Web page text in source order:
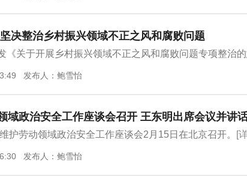
决整治乡村振兴领域不正之风和腐败问题
《关于开展乡村振兴领域不正之风和腐败问题专项整治的
发布人：鲍雪怡
域政治安全工作座谈会召开 王东明出席会议并讲
护劳动领域政治安全工作座谈会2月15日在北京召开。 [
发布人：鲍雪怡